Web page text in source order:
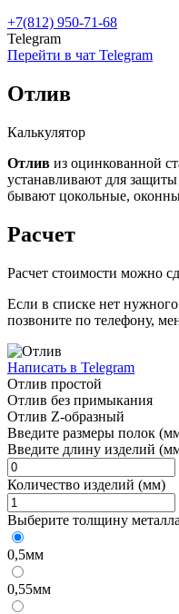
+7(812) 950-71-68
Telegram
Перейти в чат Telegram
Отлив
Калькулятор
Отлив из оцинкованной
устанавливают для
бывают цокольные,
Расчет
Расчет стоимости можно
Если в списке нет
позвоните по телефону,
Написать в Telegram
Отлив простой
Отлив без примыкания
Отлив Z-образный
Введите размеры полок
Введите длину изделий
Количество изделий (мм)
Выберите толщину металла
0,5мм
0,55мм